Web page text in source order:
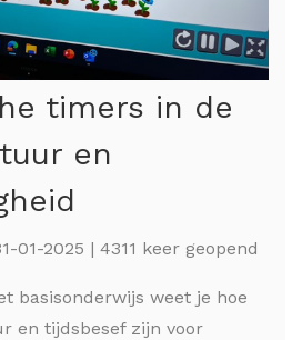
timers in de
en
01-2025 | 4311 keer geopend
basisonderwijs weet je hoe
en tijdsbesef zijn voor